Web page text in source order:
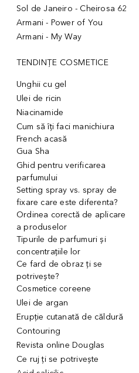
Sol de Janeiro - Cheirosa 62
Armani - Power of You
Armani - My Way
TENDINȚE COSMETICE
Unghii cu gel
Ulei de ricin
Niacinamide
Cum să îți faci manichiura
French acasă
Gua Sha
Ghid pentru verificarea
parfumului
Setting spray vs. spray de
fixare care este diferenta?
Ordinea corectă de aplicare
a produselor
Tipurile de parfumuri și
concentrațiile lor
Ce fard de obraz ți se
potrivește?
Cosmetice coreene
Ulei de argan
Erupție cutanată de căldură
Contouring
Revista online Douglas
Ce ruj ți se potrivește